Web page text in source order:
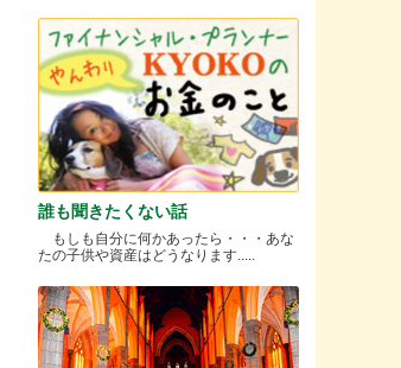
誰も聞きたくない話
もしも自分に何かあったら・・・あな
たの子供や資産はどうなります.....